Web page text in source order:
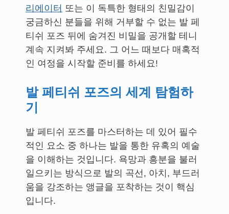
리에이터 또는 이 독특한 형태의 친밀감이
궁금하신 분들을 위해 거부할 수 없는 발 페
티쉬 포즈 뒤에 숨겨진 비밀을 공개할 테니
계속 지켜봐 주세요. 그 어느 때보다 매혹적
인 여정을 시작할 준비를 하세요!
발 페티쉬 포즈의 세계 탐험하
기
발 페티쉬 포즈를 마스터하는 데 있어 필수
적인 요소 중 하나는 발을 통한 유혹의 예술
을 이해하는 것입니다. 욕망과 흥분을 불러
일으키는 방식으로 발의 곡선, 아치, 부드러
움을 강조하는 앵글을 포착하는 것이 핵심
입니다.